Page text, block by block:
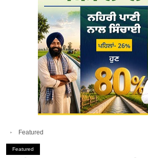
Featured
Featured